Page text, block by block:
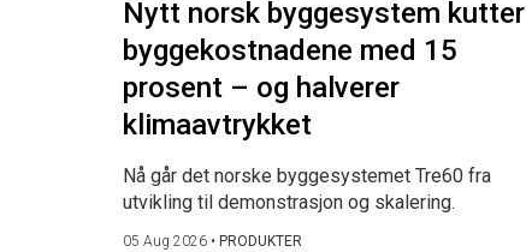
Nytt norsk byggesystem kutter
byggekostnadene med 15
prosent – og halverer
klimaavtrykket
Nå går det norske byggesystemet Tre60 fra
utvikling til demonstrasjon og skalering.
05 Aug 2026 • PRODUKTER